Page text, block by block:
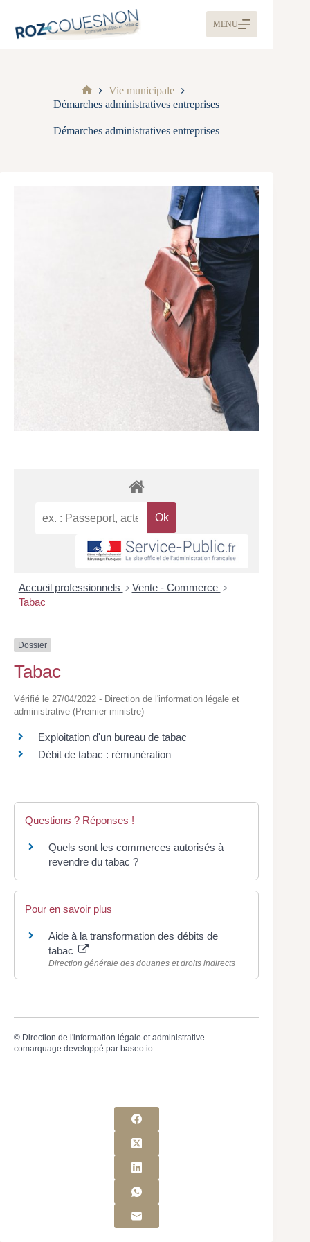
MENU
Vie municipale
Démarches administratives entreprises
Démarches administratives entreprises
Accueil professionnels > Vente - Commerce >
Tabac
Dossier
Tabac
Vérifié le 27/04/2022 - Direction de l'information légale et
administrative (Premier ministre)
Exploitation d'un bureau de tabac
Débit de tabac : rémunération
Questions ? Réponses !
Quels sont les commerces autorisés à
revendre du tabac ?
Pour en savoir plus
Aide à la transformation des débits de
tabac
Direction générale des douanes et droits indirects
© Direction de l'information légale et administrative
comarquage developpé par baseo.io